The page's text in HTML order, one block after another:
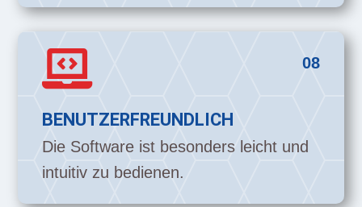
08

BENUTZERFREUNDLICH
Die Software ist besonders leicht und
intuitiv zu bedienen.